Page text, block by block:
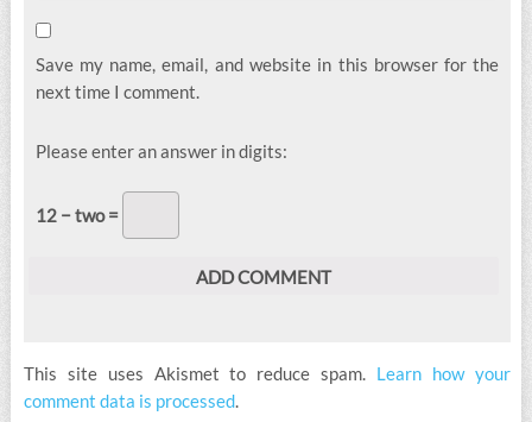
Save my name, email, and website in this browser for the
next time I comment.
Please enter an answer in digits:
12 − two =
This site uses Akismet to reduce spam. Learn how your
comment data is processed.